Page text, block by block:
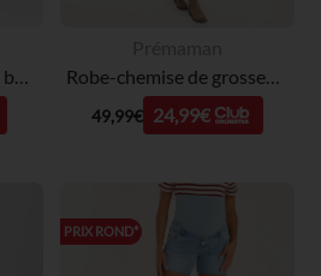
Legging de grossesse à bandeau haut uni Robe-chemise de grossesse en denim
49,99€ 24,99€
PRIX ROND*